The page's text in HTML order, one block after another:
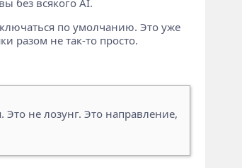
по умолчанию. Это уже
разом не так-то просто.
не лозунг. Это направление,